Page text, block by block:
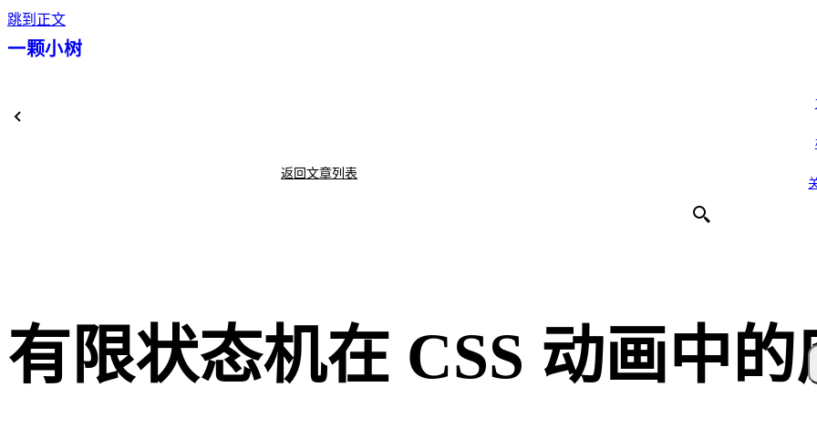
跳到正文
一颗小树
返回文章列表
有限状态机在 CSS 动画中的